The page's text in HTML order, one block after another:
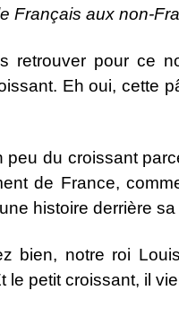
Français aux non-
retrouver pour ce
Eh oui, cette
du croissant
de France,
histoire derrière
bien, notre roi
le petit croissant, il